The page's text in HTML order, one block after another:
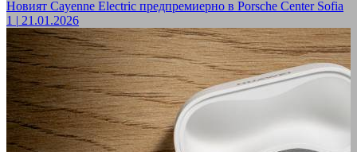
Новият Cayenne Electric предпремиерно в Porsche Center Sofia
1 | 21.01.2026